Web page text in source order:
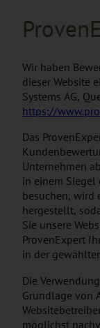
Wir haben
dieser Website
Systems AG,
https://
Das
Unternehmen
in einem Siegel
besuchen, wird
hergestellt,
Sie unsere
ProvenExpert
in der
Die
Grundlage von
möglichst